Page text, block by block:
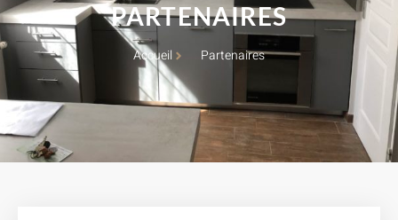
PARTENAIRES
Accueil Partenaires